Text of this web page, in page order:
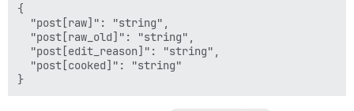
{
  "post[raw]": "string",
  "post[raw_old]": "string",
  "post[edit_reason]": "string",
  "post[cooked]": "string"